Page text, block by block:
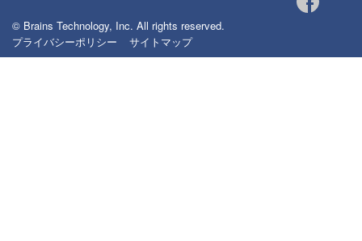
© Brains Technology, Inc. All rights reserved.
プライバシーポリシー
サイトマップ